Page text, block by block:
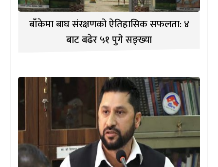
बाँकेमा बाघ संरक्षणको ऐतिहासिक सफलता: ४
बाट बढेर ५१ पुगे सङ्ख्या